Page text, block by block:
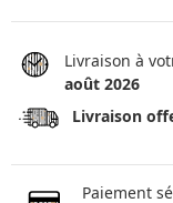
Livraison à
août 2026
Livraison
Paiement